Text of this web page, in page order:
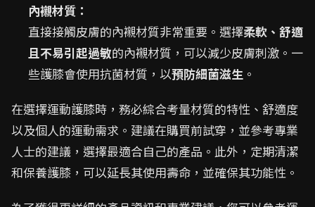
內襯材質：
直接接觸皮膚的內襯材質非常重要。選擇柔軟、舒適
且不易引起過敏的內襯材質，可以減少皮膚刺激。一
些護膝會使用抗菌材質，以預防細菌滋生 。
在選擇運動護膝時，務必綜合考量材質的特性、舒適度
以及個人的運動需求。建議在購買前試穿，並參考專業
人士的建議，選擇最適合自己的產品。此外，定期清潔
和保養護膝，可以延長其使用壽命，並確保其功能性。